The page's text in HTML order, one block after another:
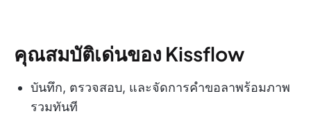
คุณสมบัติเด่นของ Kissflow
บันทึก, ตรวจสอบ, และจัดการคำขอลาพร้อมภาพ
รวมทันที